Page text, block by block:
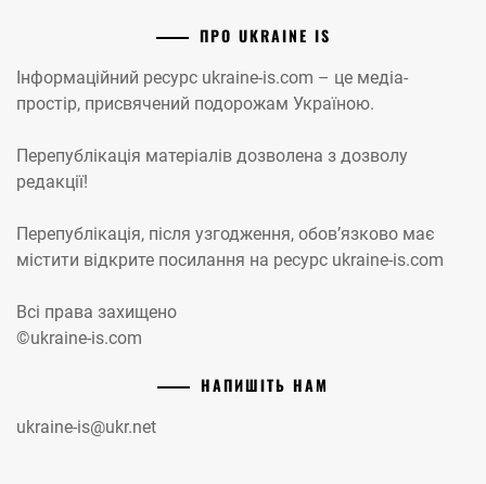
ПРО UKRAINE IS
Інформаційний ресурс ukraine-is.com – це медіа-
простір, присвячений подорожам Україною.
Перепублікація матеріалів дозволена з дозволу
редакції!
Перепублікація, після узгодження, обов’язково має
містити відкрите посилання на ресурс ukraine-is.com
Всі права захищено
©ukraine-is.com
НАПИШІТЬ НАМ
ukraine-is@ukr.net